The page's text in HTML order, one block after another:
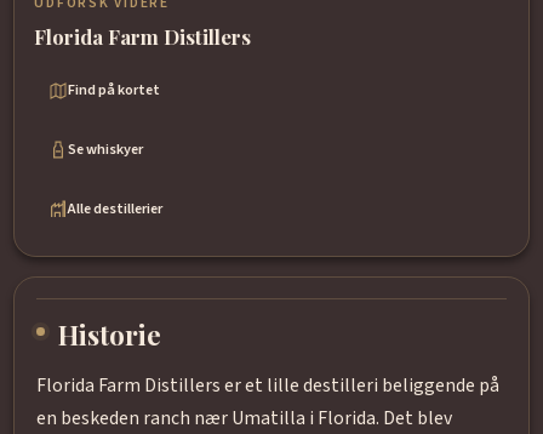
Florida Farm Distillers
Find på kortet
Se whiskyer
Alle destillerier
Historie
Florida Farm Distillers er et lille destilleri beliggende på
en beskeden ranch nær Umatilla i Florida. Det blev